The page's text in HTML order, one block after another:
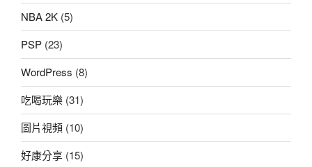
NBA 2K (5)
PSP (23)
WordPress (8)
吃喝玩樂 (31)
圖片視頻 (10)
好康分享 (15)